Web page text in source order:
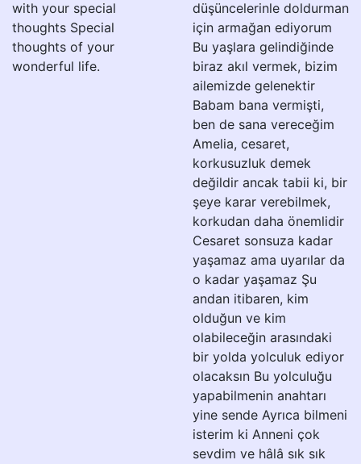
with your special
thoughts Special
thoughts of your
wonderful life.
düşüncelerinle doldurman
için armağan ediyorum
Bu yaşlara gelindiğinde
biraz akıl vermek, bizim
ailemizde gelenektir
Babam bana vermişti,
ben de sana vereceğim
Amelia, cesaret,
korkusuzluk demek
değildir ancak tabii ki, bir
şeye karar verebilmek,
korkudan daha önemlidir
Cesaret sonsuza kadar
yaşamaz ama uyarılar da
o kadar yaşamaz Şu
andan itibaren, kim
olduğun ve kim
olabileceğin arasındaki
bir yolda yolculuk ediyor
olacaksın Bu yolculuğu
yapabilmenin anahtarı
yine sende Ayrıca bilmeni
isterim ki Anneni çok
sevdim ve hâlâ sık sık